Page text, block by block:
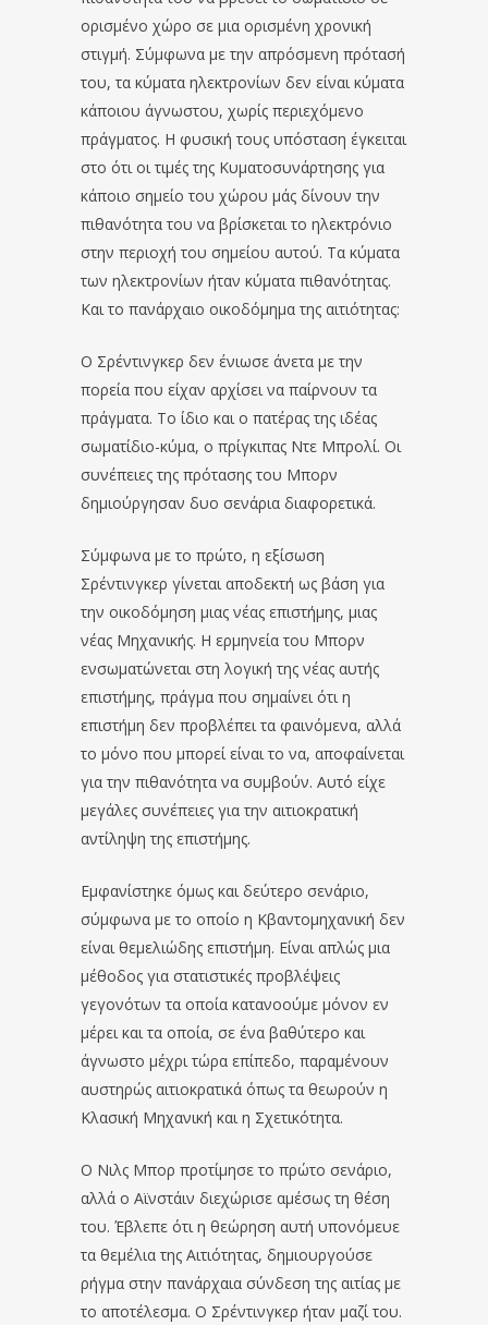
ορισμένο χώρο σε μια ορισμένη χρονική
στιγμή. Σύμφωνα με την απρόσμενη πρότασή
του, τα κύματα ηλεκτρονίων δεν είναι κύματα
κάποιου άγνωστου, χωρίς περιεχόμενο
πράγματος. Η φυσική τους υπόσταση έγκειται
στο ότι οι τιμές της Κυματοσυνάρτησης για
κάποιο σημείο του χώρου μάς δίνουν την
πιθανότητα του να βρίσκεται το ηλεκτρόνιο
στην περιοχή του σημείου αυτού. Τα κύματα
των ηλεκτρονίων ήταν κύματα πιθανότητας.
Και το πανάρχαιο οικοδόμημα της αιτιότητας:
Ο Σρέντινγκερ δεν ένιωσε άνετα με την
πορεία που είχαν αρχίσει να παίρνουν τα
πράγματα. Το ίδιο και ο πατέρας της ιδέας
σωματίδιο-κύμα, ο πρίγκιπας Ντε Μπρολί. Οι
συνέπειες της πρότασης του Μπορν
δημιούργησαν δυο σενάρια διαφορετικά.
Σύμφωνα με το πρώτο, η εξίσωση
Σρέντινγκερ γίνεται αποδεκτή ως βάση για
την οικοδόμηση μιας νέας επιστήμης, μιας
νέας Μηχανικής. Η ερμηνεία του Μπορν
ενσωματώνεται στη λογική της νέας αυτής
επιστήμης, πράγμα που σημαίνει ότι η
επιστήμη δεν προβλέπει τα φαινόμενα, αλλά
το μόνο που μπορεί είναι το να, αποφαίνεται
για την πιθανότητα να συμβούν. Αυτό είχε
μεγάλες συνέπειες για την αιτιοκρατική
αντίληψη της επιστήμης.
Εμφανίστηκε όμως και δεύτερο σενάριο,
σύμφωνα με το οποίο η Κβαντομηχανική δεν
είναι θεμελιώδης επιστήμη. Είναι απλώς μια
μέθοδος για στατιστικές προβλέψεις
γεγονότων τα οποία κατανοούμε μόνον εν
μέρει και τα οποία, σε ένα βαθύτερο και
άγνωστο μέχρι τώρα επίπεδο, παραμένουν
αυστηρώς αιτιοκρατικά όπως τα θεωρούν η
Κλασική Μηχανική και η Σχετικότητα.
Ο Νιλς Μπορ προτίμησε το πρώτο σενάριο,
αλλά ο Αϊνστάιν διεχώρισε αμέσως τη θέση
του. Έβλεπε ότι η θεώρηση αυτή υπονόμευε
τα θεμέλια της Αιτιότητας, δημιουργούσε
ρήγμα στην πανάρχαια σύνδεση της αιτίας με
το αποτέλεσμα. Ο Σρέντινγκερ ήταν μαζί του.